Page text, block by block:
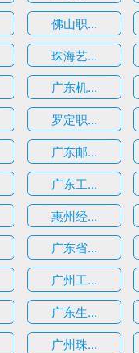
佛山职...
珠海艺...
广东机...
罗定职...
广东邮...
广东工...
惠州经...
广东省...
广州工...
广东生...
广州珠...